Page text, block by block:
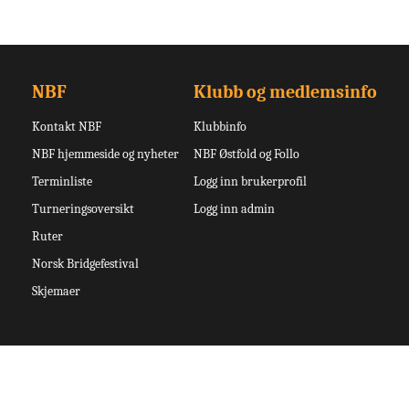
NBF
Kontakt NBF
NBF hjemmeside og nyheter
Terminliste
Turneringsoversikt
Ruter
Norsk Bridgefestival
Skjemaer
Klubb og medlemsinfo
Klubbinfo
NBF Østfold og Follo
Logg inn brukerprofil
Logg inn admin